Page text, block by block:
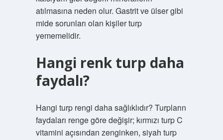
atılmasına neden olur. Gastrit ve ülser gibi
mide sorunları olan kişiler turp
yememelidir.
Hangi renk turp daha
faydalı?
Hangi turp rengi daha sağlıklıdır? Turpların
faydaları renge göre değişir; kırmızı turp C
vitamini açısından zenginken, siyah turp